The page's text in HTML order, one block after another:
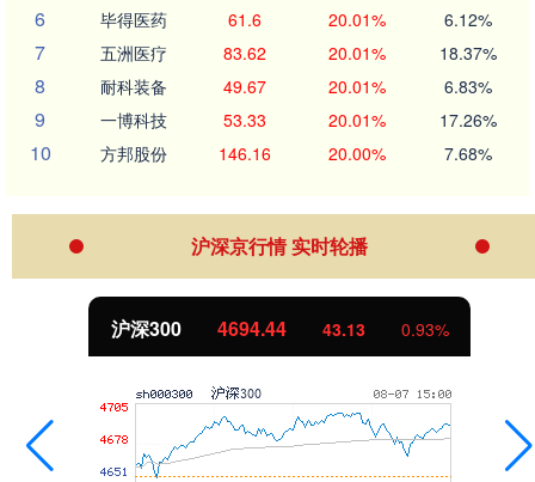
6 毕得医药 61.6 20.01% 6.12%
7 五洲医疗 83.62 20.01% 18.37%
8 耐科装备 49.67 20.01% 6.83%
9 一博科技 53.33 20.01% 17.26%
10 方邦股份 146.16 20.00% 7.68%
沪深京行情 实时轮播
沪深300 4694.44 43.13 0.93%